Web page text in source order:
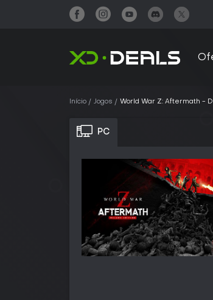
Início Jogos World War Z: Aftermath -
PC